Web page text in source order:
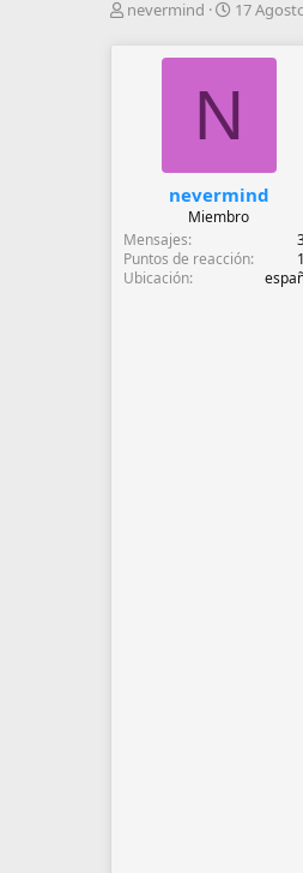
A
nevermind
F
a
e
i
c
o
17
N
nevermind
Miembro
Mensajes
Puntos de reacción
Ubicación